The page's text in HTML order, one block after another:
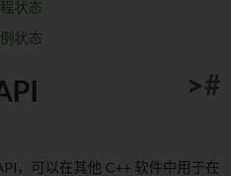
状态
状态
#
>
>
>
>
>
>
>
>
>
>
，可以在其他 C++ 软件中用于在